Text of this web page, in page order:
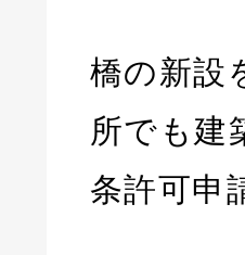
橋の新設
所でも建
条許可申